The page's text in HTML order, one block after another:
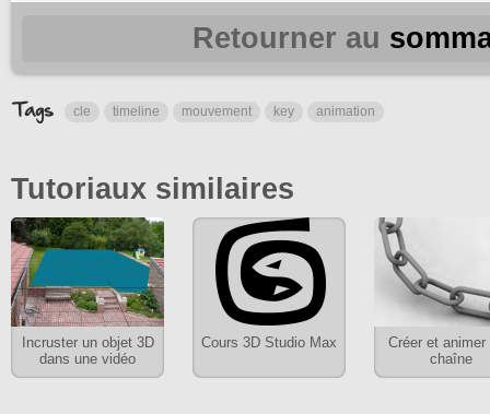
Retourner au
cle timeline mouvement key animation
Tutoriaux similaires
Incruster un objet 3D
dans une vidéo
Cours 3D Studio Max
Créer et animer
chaîne